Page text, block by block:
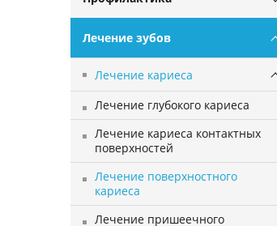
Лечение зубов
Лечение кариеса
Лечение глубокого кариеса
Лечение кариеса контактных
поверхностей
Лечение поверхностного
кариеса
Лечение пришеечного